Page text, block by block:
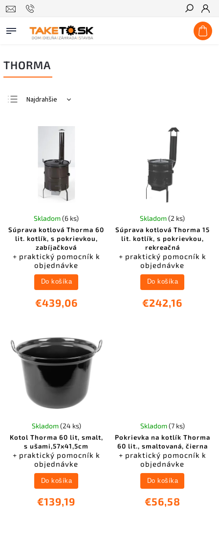
Hľadať
THORMA
Najdrahšie
Najpredávanejšie
Súprava kotlová Thorma 60
lit. kotlík, s pokrievkou,
zabíjačková
+ praktický pomocník k
objednávke
Skladom(6 ks)
€439,06
Do košíka
Súprava kotlová Thorma 15
lit. kotlík, s pokrievkou,
rekreačná
+ praktický pomocník k
objednávke
Skladom(2 ks)
€242,16
Do košíka
Kotol Thorma 60 lit, smalt,
s ušami,57x41,5cm
+ praktický pomocník k
objednávke
Skladom(24 ks)
€139,19
Do košíka
Pokrievka na kotlík Thorma
60 lit., smaltovaná, čierna
+ praktický pomocník k
objednávke
Skladom(7 ks)
€56,58
Do košíka